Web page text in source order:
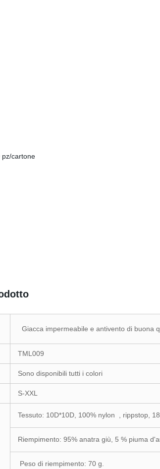
pz/cartone
Giacca impermeabile e antivento di buona
TML009
Sono disponibili tutti i colori
S-XXL
Tessuto: 10D*10D, 100% nylon , rippstop,
Riempimento: 95% anatra giù, 5 % piuma
Peso di riempimento: 70 g.